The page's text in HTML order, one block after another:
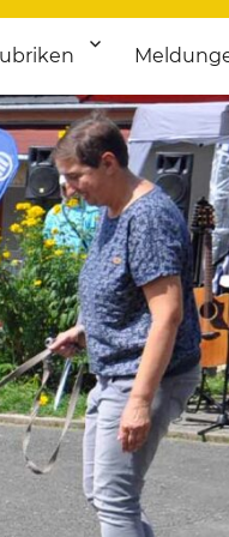
bis Sport, von Theater bis